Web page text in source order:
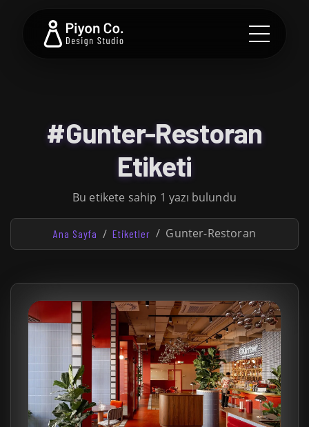
#Gunter-Restoran
Etiketi
Bu etikete sahip 1 yazı bulundu
Ana Sayfa Etiketler Gunter-Restoran